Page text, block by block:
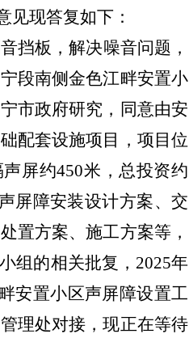
见现答复如下：
挡板，解决噪音问题，
段南侧金色江畔安置小
市政府研究，同意由安
配套设施项目，项目位
屏约450米，总投资约
屏障安装设计方案、交
置方案、施工方案等，
组的相关批复， 2025年
安置小区声屏障设置工
理处对接，现正在等待